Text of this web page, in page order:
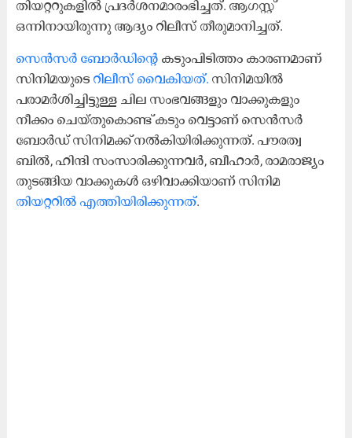
തിയറ്ററുകളിൽ പ്രദർശനമാരംഭിച്ചത്. ആഗസ്റ്റ്
ഒന്നിനായിരുന്നു ആദ്യം റിലീസ് തീരുമാനിച്ചത്.
സെൻസർ ബോർഡിന്‍റെ കടുംപിടിത്തം കാരണമാണ്
സിനിമയുടെ റിലീസ് വൈകിയത്. സിനിമയിൽ
പരാമർശിച്ചിട്ടുള്ള ചില സംഭവങ്ങളും വാക്കുകളും
നീക്കം ചെയ്തുകൊണ്ട് കടും വെട്ടാണ് സെൻസർ
ബോർഡ് സിനിമക്ക് നൽകിയിരിക്കുന്നത്. പൗരത്വ
ബിൽ, ഹിന്ദി സംസാരിക്കുന്നവർ, ബീഹാർ, രാമരാജ്യം
തുടങ്ങിയ വാക്കുകള്‍ ഒഴിവാക്കിയാണ് സിനിമ
തിയറ്ററിൽ എത്തിയിരിക്കുന്നത്.